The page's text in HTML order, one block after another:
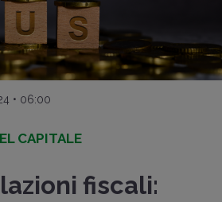
• 06:00
CAPITALE
fiscali: